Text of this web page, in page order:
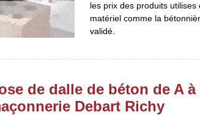
les prix des produits
matériel comme la
validé.
de dalle de béton de A
Debart Richy